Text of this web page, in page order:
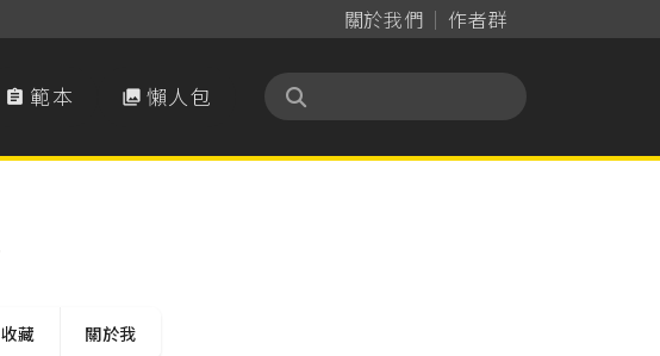
關於我們 作者群
 範本  懶人包
收藏 關於我